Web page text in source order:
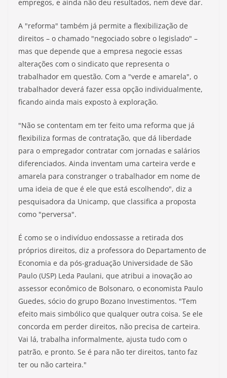
empregos, e ainda não deu resultados, nem deve dar.
A "reforma" também já permite a flexibilização de
direitos – o chamado "negociado sobre o legislado" –
mas que depende que a empresa negocie essas
alterações com o sindicato que representa o
trabalhador em questão. Com a "verde e amarela", o
trabalhador deverá fazer essa opção individualmente,
ficando ainda mais exposto à exploração.
"Não se contentam em ter feito uma reforma que já
flexibiliza formas de contratação, que dá liberdade
para o empregador contratar com jornadas e salários
diferenciados. Ainda inventam uma carteira verde e
amarela para constranger o trabalhador em nome de
uma ideia de que é ele que está escolhendo", diz a
pesquisadora da Unicamp, que classifica a proposta
como "perversa".
É como se o indivíduo endossasse a retirada dos
próprios direitos, diz a professora do Departamento de
Economia e da pós-graduação Universidade de São
Paulo (USP) Leda Paulani, que atribui a inovação ao
assessor econômico de Bolsonaro, o economista Paulo
Guedes, sócio do grupo Bozano Investimentos. "Tem
efeito mais simbólico que qualquer outra coisa. Se ele
concorda em perder direitos, não precisa de carteira.
Vai lá, trabalha informalmente, ajusta tudo com o
patrão, e pronto. Se é para não ter direitos, tanto faz
ter ou não carteira."